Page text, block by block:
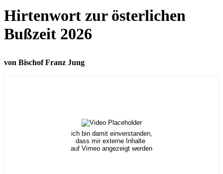
Hirtenwort zur österlichen
Bußzeit 2026
von Bischof Franz Jung
ich bin damit einverstanden,
dass mir externe Inhalte
auf Vimeo angezeigt werden